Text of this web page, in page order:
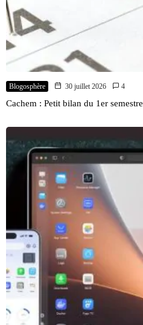
Blogosphère 30 juillet 2026 4
Cachem : Petit bilan du 1er semestre